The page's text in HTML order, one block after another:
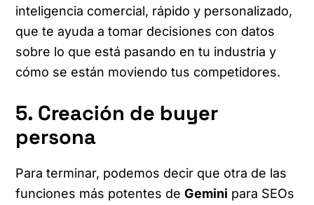
inteligencia comercial, rápido y personalizado,
que te ayuda a tomar decisiones con datos
sobre lo que está pasando en tu industria y
cómo se están moviendo tus competidores.
5. Creación de buyer
persona
Para terminar, podemos decir que otra de las
funciones más potentes de Gemini para SEOs